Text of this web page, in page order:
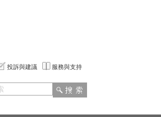
投訴與建議 服務與支持